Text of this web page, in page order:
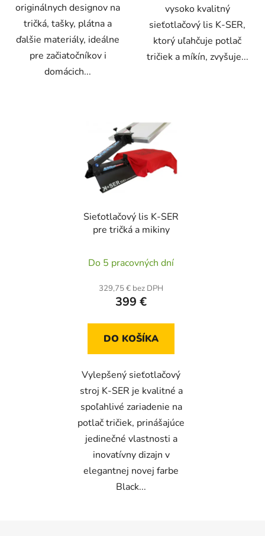
originálnych designov na
tričká, tašky, plátna a
ďalšie materiály, ideálne
pre začiatočníkov i
domácich...
vysoko kvalitný
sieťotlačový lis K-SER,
ktorý uľahčuje potlač
tričiek a míkín, zvyšuje...
Sieťotlačový lis K-SER
pre tričká a mikiny
hodnotenie
produktu
je
z
Do 5 pracovných dní
329,75 € bez DPH
399 €
DO KOŠÍKA
Vylepšený sieťotlačový
stroj K-SER je kvalitné a
spoľahlivé zariadenie na
potlač tričiek, prinášajúce
jedinečné vlastnosti a
inovatívny dizajn v
elegantnej novej farbe
Black...